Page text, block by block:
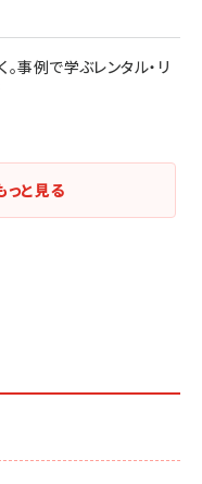
事例で学ぶレンタル・リ
と見る